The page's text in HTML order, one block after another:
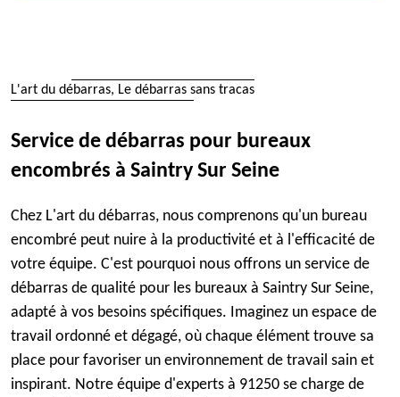
L'art du débarras, Le débarras sans tracas
Service de débarras pour bureaux
encombrés à Saintry Sur Seine
Chez L'art du débarras, nous comprenons qu'un bureau
encombré peut nuire à la productivité et à l'efficacité de
votre équipe. C'est pourquoi nous offrons un service de
débarras de qualité pour les bureaux à Saintry Sur Seine,
adapté à vos besoins spécifiques. Imaginez un espace de
travail ordonné et dégagé, où chaque élément trouve sa
place pour favoriser un environnement de travail sain et
inspirant. Notre équipe d'experts à 91250 se charge de